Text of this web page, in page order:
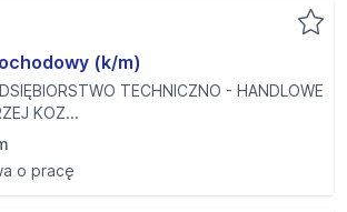
(k/m)
TECHNICZNO - HANDLOWE
KOZ...
o pracę